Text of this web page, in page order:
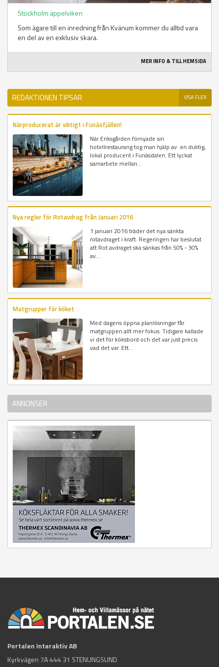
Stockholm äppelviken
Som ägare till en inredning från Kvänum kommer du alltid vara
en del av en exklusiv skara.
MER INFO & TILL HEMSIDA
REDAKTIONEN TIPSAR VISA FLER
Närproducerat är viktigt i Funäsfjällen!
När Eriksgården förnyade sin
hotellrestaurang tog man hjälp av en duktig,
lokal producent i Funäsdalen. Ett lyckat
samarbete mellan...
Nya regler för Rotavdrag från Januari 2016
1 januari 2016 träder det nya sänkta
rotavdraget i kraft. Regeringen har beslutat
att Rot avdraget ska sänkas från 50% - 30%
av...
Matgrupper för köket
Med dagens öppna planlösningar får
matgruppen allt mer fokus. Tidigare kallade
vi det för köksbord och det var just precis
vad det var. Ett...
ANNONSER
Portalen Interaktiv AB
Kyrkvägen 7A 444 31 STENUNGSUND